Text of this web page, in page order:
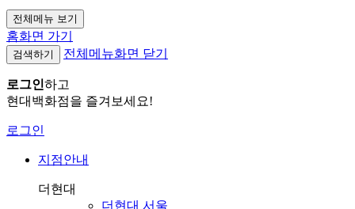
전체메뉴 보기
홈화면 가기
검색하기 전체메뉴화면 닫기
로그인하고
현대백화점을 즐겨보세요!
로그인
지점안내
더현대
더현대 서울